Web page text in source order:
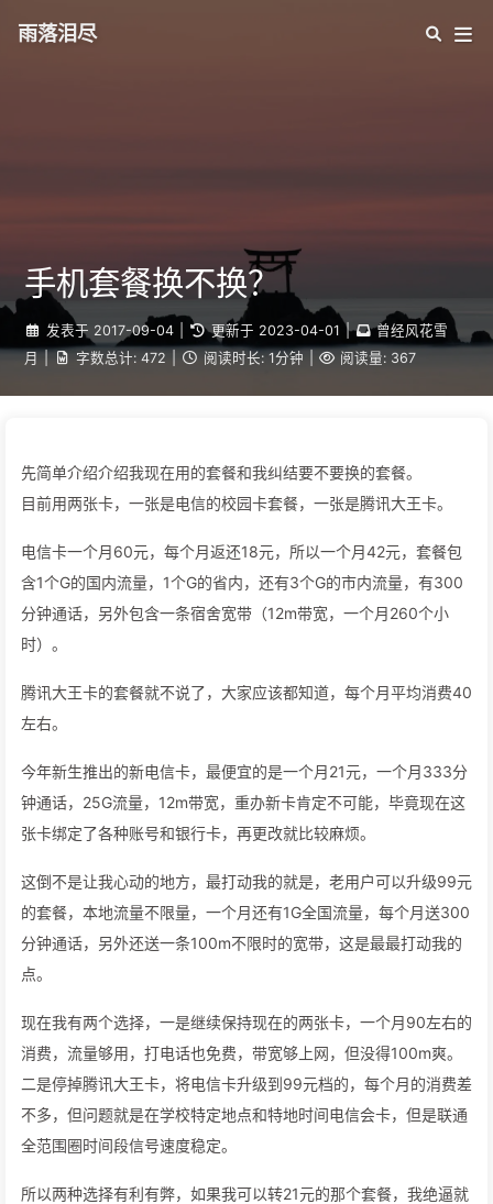
雨落泪尽
手机套餐换不换？
发表于 2017-09-04 更新于 2023-04-01 |
曾经风花雪
月 | 字数总计: 472 阅读时长: 1分钟 阅读量: 367
先简单介绍介绍我现在用的套餐和我纠结要不要换的套餐。
目前用两张卡，一张是电信的校园卡套餐，一张是腾讯大王卡。
电信卡一个月60元，每个月返还18元，所以一个月42元，套餐包
含1个G的国内流量，1个G的省内，还有3个G的市内流量，有300
分钟通话，另外包含一条宿舍宽带（12m带宽，一个月260个小
时）。
腾讯大王卡的套餐就不说了，大家应该都知道，每个月平均消费40
左右。
今年新生推出的新电信卡，最便宜的是一个月21元，一个月333分
钟通话，25G流量，12m带宽，重办新卡肯定不可能，毕竟现在这
张卡绑定了各种账号和银行卡，再更改就比较麻烦。
这倒不是让我心动的地方，最打动我的就是，老用户可以升级99元
的套餐，本地流量不限量，一个月还有1G全国流量，每个月送300
分钟通话，另外还送一条100m不限时的宽带，这是最最打动我的
点。
现在我有两个选择，一是继续保持现在的两张卡，一个月90左右的
消费，流量够用，打电话也免费，带宽够上网，但没得100m爽。
二是停掉腾讯大王卡，将电信卡升级到99元档的，每个月的消费差
不多，但问题就是在学校特定地点和特地时间电信会卡，但是联通
全范围圈时间段信号速度稳定。
所以两种选择有利有弊，如果我可以转21元的那个套餐，我绝逼就